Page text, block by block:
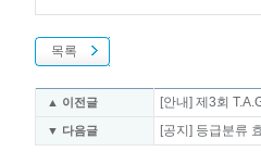
목록
▲ 이전글 [안내] 제3회
▼ 다음글 [공지] 등급분류